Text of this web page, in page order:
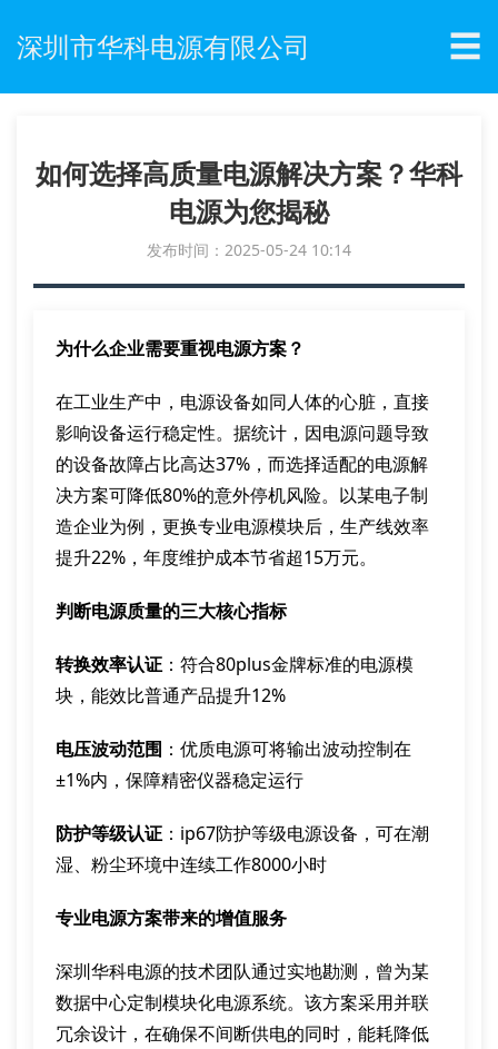
深圳市华科电源有限公司 ☰
如何选择高质量电源解决方案？华科
电源为您揭秘
发布时间：2025-05-24 10:14
为什么企业需要重视电源方案？
在工业生产中，电源设备如同人体的心脏，直接
影响设备运行稳定性。据统计，因电源问题导致
的设备故障占比高达37%，而选择适配的电源解
决方案可降低80%的意外停机风险。以某电子制
造企业为例，更换专业电源模块后，生产线效率
提升22%，年度维护成本节省超15万元。
判断电源质量的三大核心指标
转换效率认证 ：符合80plus金牌标准的电源模
块，能效比普通产品提升12%
电压波动范围 ：优质电源可将输出波动控制在
±1%内，保障精密仪器稳定运行
防护等级认证 ：ip67防护等级电源设备，可在潮
湿、粉尘环境中连续工作8000小时
专业电源方案带来的增值服务
深圳华科电源的技术团队通过实地勘测，曾为某
数据中心定制模块化电源系统。该方案采用并联
冗余设计，在确保不间断供电的同时，能耗降低